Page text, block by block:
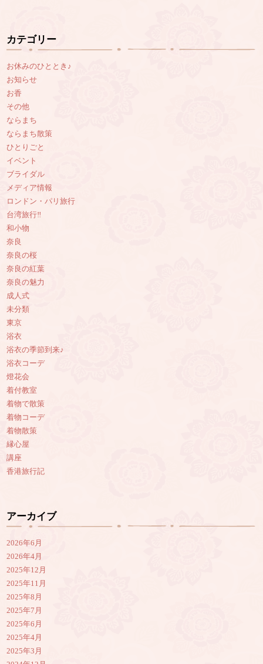
カテゴリー
お休みのひととき♪
お知らせ
お香
その他
ならまち
ならまち散策
ひとりごと
イベント
ブライダル
メディア情報
ロンドン・パリ旅行
台湾旅行‼︎
和小物
奈良
奈良の桜
奈良の紅葉
奈良の魅力
成人式
未分類
東京
浴衣
浴衣の季節到来♪
浴衣コーデ
燈花会
着付教室
着物で散策
着物コーデ
着物散策
縁心屋
講座
香港旅行記
アーカイブ
2026年6月
2026年4月
2025年12月
2025年11月
2025年8月
2025年7月
2025年6月
2025年4月
2025年3月